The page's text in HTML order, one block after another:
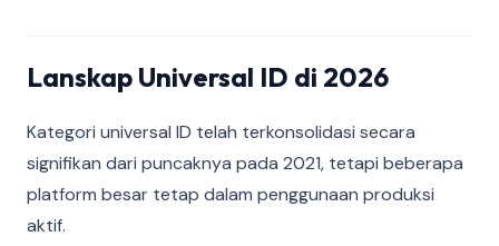
Lanskap Universal ID di 2026
Kategori universal ID telah terkonsolidasi secara
signifikan dari puncaknya pada 2021, tetapi beberapa
platform besar tetap dalam penggunaan produksi
aktif.